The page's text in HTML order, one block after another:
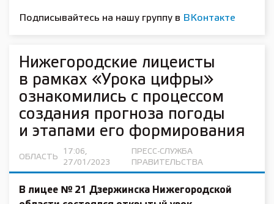
Подписывайтесь на нашу группу в ВКонтакте
Нижегородские лицеисты
в рамках «Урока цифры»
ознакомились с процессом
создания прогноза погоды
и этапами его формирования
ОБЛАСТЬ
17:06,
27/01/2023
ПРЕСС-СЛУЖБА
ПРАВИТЕЛЬСТВА
В лицее № 21 Дзержинска Нижегородской